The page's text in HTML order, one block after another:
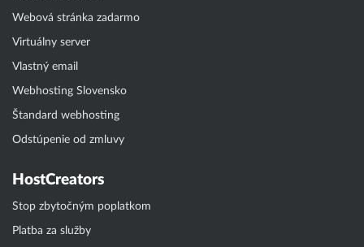
Webová stránka zadarmo
Virtuálny server
Vlastný email
Webhosting Slovensko
Štandard webhosting
Odstúpenie od zmluvy
HostCreators
Stop zbytočným poplatkom
Platba za služby